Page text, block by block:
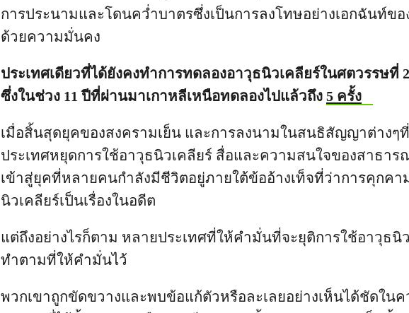
การประนามและโดนคว่ำบาตรซึ่งเป็นการลงโทษอย่างเอกฉันท์ข
ด้วยความมั่นคง
ประเทศเดียวที่ได้ยังคงทำการทดลองอาวุธนิวเคลียร์ในศตวรรษที่
ซึ่งในช่วง 11 ปีที่ผ่านมาเกาหลีเหนือทดลองไปแล้วถึง 5 ครั้ง
เมื่อสิ้นสุดยุคของสงครามเย็น และการลงนามในสนธิสัญญาต่างๆ
ประเทศหยุดการใช้อาวุธนิวเคลียร์ สื่อและความสนใจของสาธาร
เข้าสู่ยุคที่หลายคนกำลังมีชีวิตอยู่ภายใต้ข้ออ้างเท็จที่ว่าการคุกคา
นิวเคลียร์เป็นเรื่องในอดีต
แต่ถึงอย่างไรก็ตาม หลายประเทศที่ให้คำมั่นที่จะยุติการใช้อาวุธนิ
ทำตามที่ให้คำมั่นไว้
พวกเขาถูกขัดขวางและพบข้อแก้ตัวหรือละเลยอย่างเห็นได้ชัดใน